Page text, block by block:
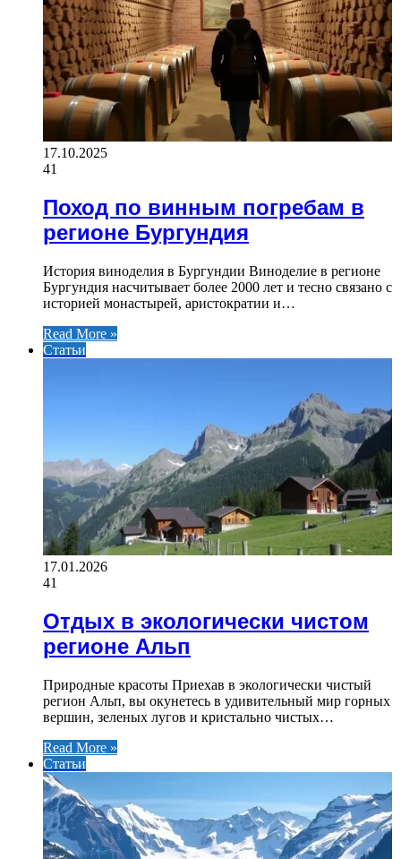
17.10.2025
41
Поход по винным погребам в
регионе Бургундия
История виноделия в Бургундии Виноделие в регионе
Бургундия насчитывает более 2000 лет и тесно связано с
историей монастырей, аристократии и…
Read More »
Статьи
17.01.2026
41
Отдых в экологически чистом
регионе Альп
Природные красоты Приехав в экологически чистый
регион Альп, вы окунетесь в удивительный мир горных
вершин, зеленых лугов и кристально чистых…
Read More »
Статьи